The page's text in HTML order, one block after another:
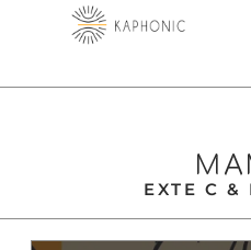
EXTE C &